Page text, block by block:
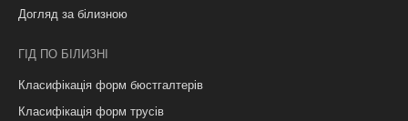
Догляд за білизною
ГІД ПО БІЛИЗНІ
Класифікація форм бюстгалтерів
Класифікація форм трусів